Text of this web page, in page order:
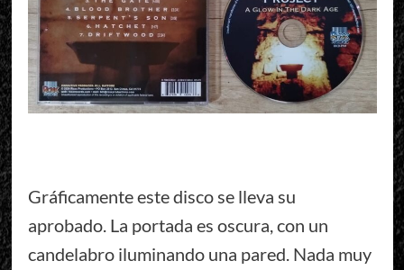
Gráficamente este disco se lleva su
aprobado. La portada es oscura, con un
candelabro iluminando una pared. Nada muy